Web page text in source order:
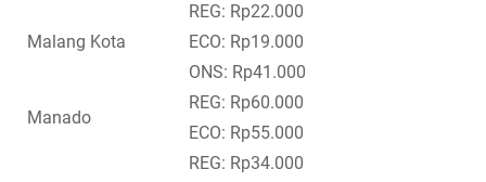
Malang Kota
REG: Rp22.000
ECO: Rp19.000
ONS: Rp41.000
Manado
REG: Rp60.000
ECO: Rp55.000
REG: Rp34.000